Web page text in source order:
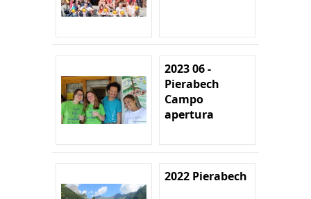
2023 06 -
Pierabech
Campo
apertura
2022 Pierabech